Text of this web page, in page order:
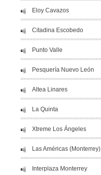
Eloy Cavazos
Citadina Escobedo
Punto Valle
Pesquería Nuevo León
Altea Linares
La Quinta
Xtreme Los Ángeles
Las Américas (Monterrey)
Interplaza Monterrey